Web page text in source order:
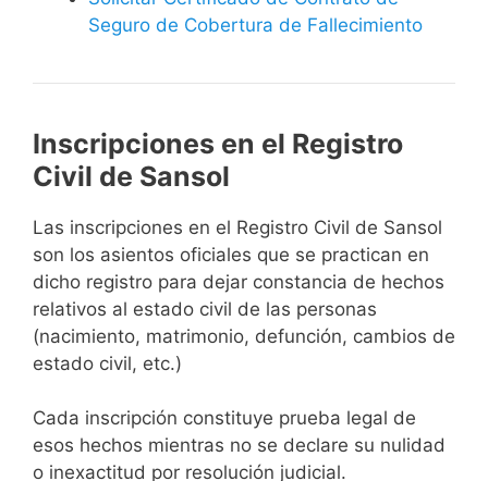
Seguro de Cobertura de Fallecimiento
Inscripciones en el Registro
Civil de Sansol
Las inscripciones en el Registro Civil de Sansol
son los asientos oficiales que se practican en
dicho registro para dejar constancia de hechos
relativos al estado civil de las personas
(nacimiento, matrimonio, defunción, cambios de
estado civil, etc.)
Cada inscripción constituye prueba legal de
esos hechos mientras no se declare su nulidad
o inexactitud por resolución judicial.